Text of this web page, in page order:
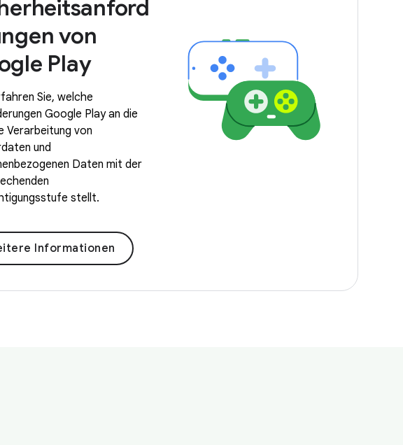
von
Play
Sie, welche
Google Play an die
Verarbeitung von
und
Daten mit der
stellt.
Informationen